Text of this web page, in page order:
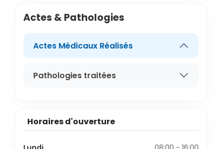
Actes & Pathologies
Actes Médicaux Réalisés
Pathologies traitées
Horaires d'ouverture